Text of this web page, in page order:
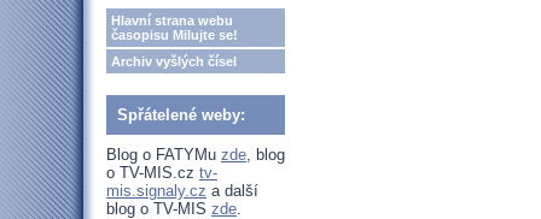
Hlavní strana webu
časopisu Milujte se!
Archiv vyšlých čísel
Spřátelené weby:
Blog o FATYMu zde, blog
o TV-MIS.cz tv-
mis.signaly.cz a další
blog o TV-MIS zde.